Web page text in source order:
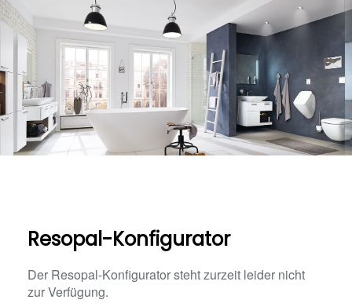
Resopal-Konfigurator
Der Resopal-Konfigurator steht zurzeit leider nicht
zur Verfügung.